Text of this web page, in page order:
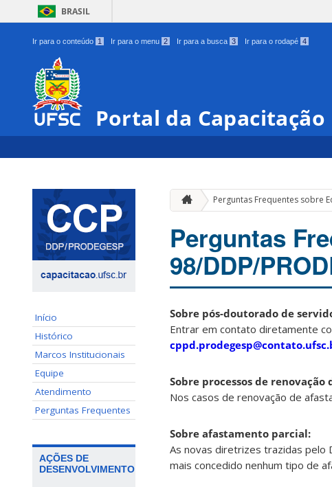
BRASIL
Ir para o conteúdo 1 Ir para o menu 2 Ir para a busca 3 Ir para o rodapé 4
Portal da Capacitação
Início
Histórico
Marcos Institucionais
Equipe
Atendimento
Perguntas Frequentes
AÇÕES DE
DESENVOLVIMENTO
Perguntas Frequentes sobre
Perguntas
98/DDP/
Sobre pós-doutorado de
Entrar em contato diretamente
Sobre processos de
Nos casos de renovação de
Sobre afastamento parcial:
As novas diretrizes trazidas pelo
mais concedido nenhum tipo de